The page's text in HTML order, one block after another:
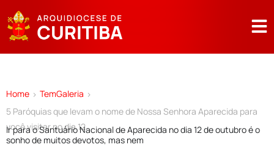
Home > TemGaleria >
5 Paróquias que levam o nome de Nossa Senhora Aparecida para
você visitar no dia 12
Ir para o Santuário Nacional de Aparecida no dia 12 de outubro é o
sonho de muitos devotos, mas nem